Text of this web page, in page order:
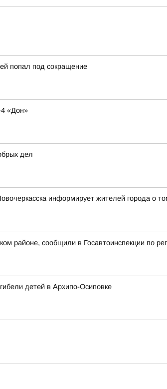
попал под сокращение
«Дон»
дел
информирует жителей города о
районе, сообщили в Госавтоинспекции по
детей в Архипо-Осиповке